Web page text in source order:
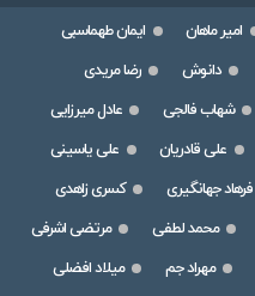
امیر ماهان
ایمان طهماسبی
دانوش
رضا مریدی
شهاب فالجی
عادل میرزایی
علی قادریان
علی یاسینی
فرهاد جهانگیری
کسری زاهدی
محمد لطفی
مرتضی اشرفی
مهراد جم
میلاد افضلی